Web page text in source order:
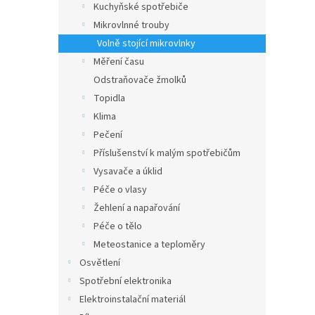
Kuchyňské spotřebiče
Mikrovlnné trouby
Volně stojící mikrovlnky
Měření času
Odstraňovače žmolků
Topidla
Klima
Pečení
Příslušenství k malým spotřebičům
Vysavače a úklid
Péče o vlasy
Žehlení a napařování
Péče o tělo
Meteostanice a teploměry
Osvětlení
Spotřební elektronika
Elektroinstalační materiál